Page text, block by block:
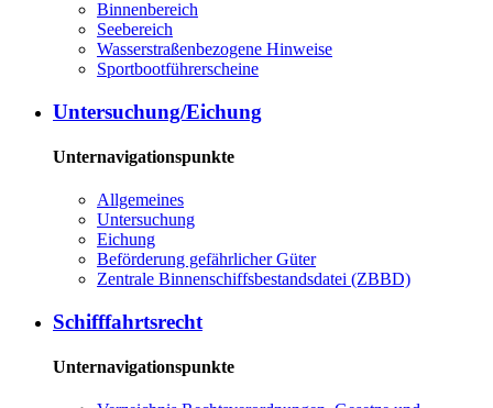
Binnenbereich
Seebereich
Wasserstraßenbezogene Hinweise
Sportbootführerscheine
Untersuchung/Eichung
Unternavigationspunkte
Allgemeines
Untersuchung
Eichung
Beförderung gefährlicher Güter
Zentrale Binnenschiffsbestandsdatei (ZBBD)
Schifffahrtsrecht
Unternavigationspunkte